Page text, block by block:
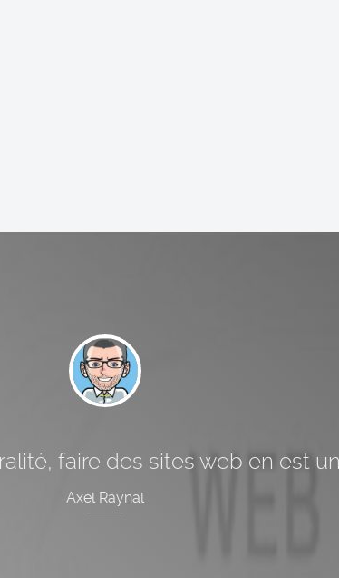
faire des sites web en est
Axel Raynal